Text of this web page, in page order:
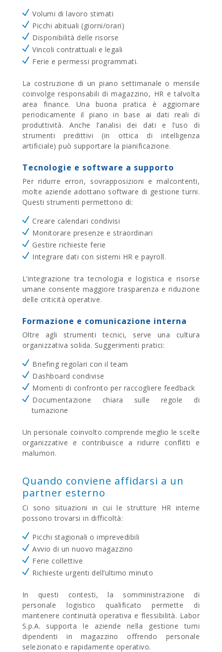
Volumi di lavoro stimati
Picchi abituali (giorni/orari)
Disponibilità delle risorse
Vincoli contrattuali e legali
Ferie e permessi programmati.
La costruzione di un piano settimanale o mensile
coinvolge responsabili di magazzino, HR e talvolta
area finance. Una buona pratica è aggiornare
periodicamente il piano in base ai dati reali di
produttività. Anche l’analisi dei dati e l’uso di
strumenti predittivi (in ottica di intelligenza
artificiale) può supportare la pianificazione.
Tecnologie e software a supporto
Per ridurre errori, sovrapposizioni e malcontenti,
molte aziende adottano software di gestione turni.
Questi strumenti permettono di:
Creare calendari condivisi
Monitorare presenze e straordinari
Gestire richieste ferie
Integrare dati con sistemi HR e payroll.
L’integrazione tra tecnologia e logistica e risorse
umane consente maggiore trasparenza e riduzione
delle criticità operative.
Formazione e comunicazione interna
Oltre agli strumenti tecnici, serve una cultura
organizzativa solida. Suggerimenti pratici:
Briefing regolari con il team
Dashboard condivise
Momenti di confronto per raccogliere feedback
Documentazione chiara sulle regole di
turnazione
Un personale coinvolto comprende meglio le scelte
organizzative e contribuisce a ridurre conflitti e
malumori.
Quando conviene affidarsi a un
partner esterno
Ci sono situazioni in cui le strutture HR interne
possono trovarsi in difficoltà:
Picchi stagionali o imprevedibili
Avvio di un nuovo magazzino
Ferie collettive
Richieste urgenti dell’ultimo minuto
In questi contesti, la somministrazione di
personale logistico qualificato permette di
mantenere continuità operativa e flessibilità. Labor
S.p.A. supporta le aziende nella gestione turni
dipendenti in magazzino offrendo personale
selezionato e rapidamente operativo.